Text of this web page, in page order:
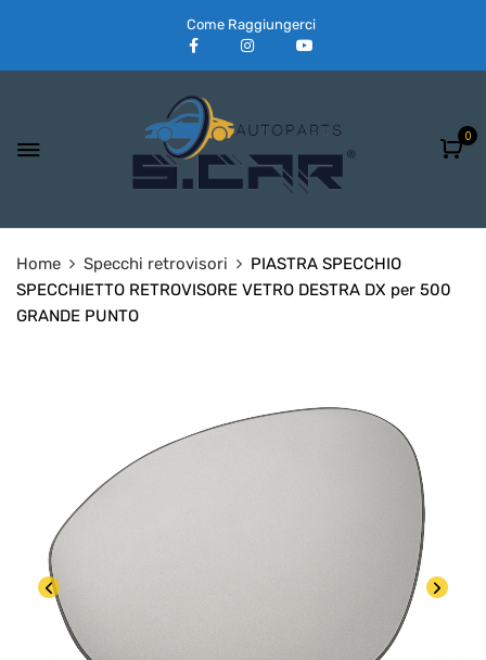
Come Raggiungerci
0
Home Specchi retrovisori
PIASTRA SPECCHIO
SPECCHIETTO RETROVISORE VETRO DESTRA DX per 500
GRANDE PUNTO